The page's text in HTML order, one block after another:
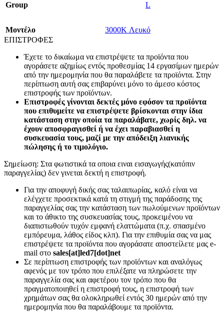
Group L
Mοντέλο
3000K Λευκό
ΕΠΙΣΤΡΟΦΕΣ
Έχετε το δικαίωμα να επιστρέψετε τα προϊόντα που
αγοράσετε αζημίως εντός προθεσμίας 14 εργασίμων ημερών
από την ημερομηνία που θα παραλάβετε τα προϊόντα. Στην
περίπτωση αυτή σας επιβαρύνει μόνο το άμεσο κόστος
επιστροφής των προϊόντων.
Επιστροφές γίνονται δεκτές μόνο εφόσον τα προϊόντα
που επιθυμείτε να επιστρέψετε βρίσκονται στην ίδια
κατάσταση στην οποία τα παραλάβατε, χωρίς δηλ. να
έχουν αποσφραγισθεί ή να έχει παραβιασθεί η
συσκευασία τους, μαζί με την απόδειξη λιανικής
πώλησης ή το τιμολόγιο.
Σημείωση: Στα φωτιστικά τα οποια ειναι εισαγωγής(κατόπιν
παραγγελίας) δεν γινεται δεκτή η επιστροφή.
Για την αποφυγή δικής σας ταλαιπωρίας, καλό είναι να
ελέγχετε προσεκτικά κατά τη στιγμή της παράδοσης της
παραγγελίας σας την κατάσταση των πωλούμενων προϊόντων
και το άθικτο της συσκευασίας τους, προκειμένου να
διαπιστωθούν τυχόν εμφανή ελαττώματα (π.χ. σπασμένο
εμπόρευμα, λάθος είδος κλπ). Για την επιθυμία σας να μας
επιστρέψετε τα προϊόντα που αγοράσατε αποστείλετε μας e-
mail στο sales[at]led7[dot]net
Σε περίπτωση επιστροφής των προϊόντων και αναλόγως
αφενός με τον τρόπο που επιλέξατε να πληρώσετε την
παραγγελία σας και αφετέρου τον τρόπο που θα
πραγματοποιηθεί η επιστροφή τους, η επιστροφή των
χρημάτων σας θα ολοκληρωθεί εντός 30 ημερών από την
ημερομηνία που θα παραλάβουμε τα προϊόντα.